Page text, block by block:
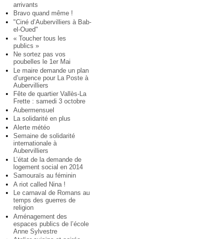
arrivants
Bravo quand même !
"Ciné d’Aubervilliers à Bab-
el-Oued"
« Toucher tous les
publics »
Ne sortez pas vos
poubelles le 1er Mai
Le maire demande un plan
d’urgence pour La Poste à
Aubervilliers
Fête de quartier Vallès-La
Frette : samedi 3 octobre
Aubermensuel
La solidarité en plus
Alerte météo
Semaine de solidarité
internationale à
Aubervilliers
L’état de la demande de
logement social en 2014
Samouraïs au féminin
A riot called Nina !
Le carnaval de Romans au
temps des guerres de
religion
Aménagement des
espaces publics de l’école
Anne Sylvestre